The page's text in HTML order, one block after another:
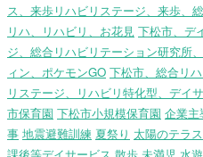
ス、来歩リハビリステージ、来歩、
リハ、リハビリ、お花見 下松市、デ
ジ、総合リハビリテーション研究所
ィン、ポケモンGO 下松市、総合リ
リステージ、リハビリ特化型、デイ
市保育園 下松市小規模保育園 企業主
事 地震避難訓練 夏祭り 太陽のテラス
課後等デイサービス 散歩 未満児 水